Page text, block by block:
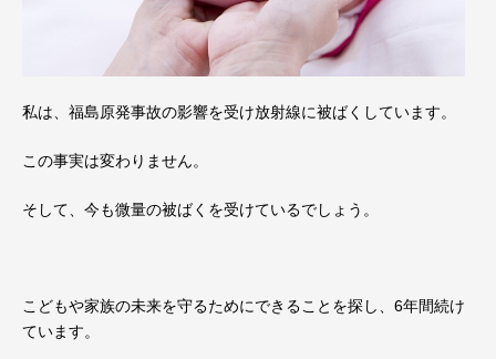
私は、福島原発事故の影響を受け放射線に被ばくしています。
この事実は変わりません。
そして、今も微量の被ばくを受けているでしょう。
こどもや家族の未来を守るためにできることを探し、6年間続け
ています。